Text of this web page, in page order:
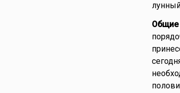
Общие